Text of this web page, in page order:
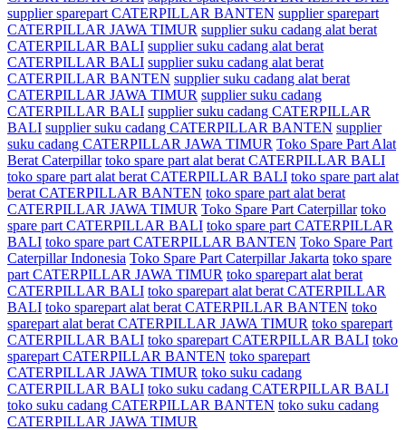
supplier sparepart CATERPILLAR BANTEN supplier sparepart
CATERPILLAR JAWA TIMUR supplier suku cadang alat berat
CATERPILLAR BALI supplier suku cadang alat berat
CATERPILLAR BALI supplier suku cadang alat berat
CATERPILLAR BANTEN supplier suku cadang alat berat
CATERPILLAR JAWA TIMUR supplier suku cadang
CATERPILLAR BALI supplier suku cadang CATERPILLAR
BALI supplier suku cadang CATERPILLAR BANTEN supplier
suku cadang CATERPILLAR JAWA TIMUR Toko Spare Part Alat
Berat Caterpillar toko spare part alat berat CATERPILLAR BALI
toko spare part alat berat CATERPILLAR BALI toko spare part alat
berat CATERPILLAR BANTEN toko spare part alat berat
CATERPILLAR JAWA TIMUR Toko Spare Part Caterpillar toko
spare part CATERPILLAR BALI toko spare part CATERPILLAR
BALI toko spare part CATERPILLAR BANTEN Toko Spare Part
Caterpillar Indonesia Toko Spare Part Caterpillar Jakarta toko spare
part CATERPILLAR JAWA TIMUR toko sparepart alat berat
CATERPILLAR BALI toko sparepart alat berat CATERPILLAR
BALI toko sparepart alat berat CATERPILLAR BANTEN toko
sparepart alat berat CATERPILLAR JAWA TIMUR toko sparepart
CATERPILLAR BALI toko sparepart CATERPILLAR BALI toko
sparepart CATERPILLAR BANTEN toko sparepart
CATERPILLAR JAWA TIMUR toko suku cadang
CATERPILLAR BALI toko suku cadang CATERPILLAR BALI
toko suku cadang CATERPILLAR BANTEN toko suku cadang
CATERPILLAR JAWA TIMUR